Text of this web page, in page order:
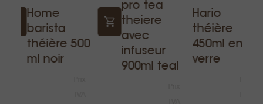
Home
barista
théière 500
ml noir
pro tea
theiere
avec
infuseur
900ml teal
Hario
théière
450ml en
verre